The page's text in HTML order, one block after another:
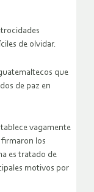
de olvidar.
que
de paz en
vagamente
firmaron los
es tratado de
motivos por